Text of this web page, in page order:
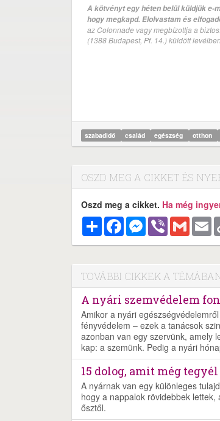
A kötvényt egy héten belül küldjük e-
hogy megkapd. Elolvastam és
az Colonnade vagy megbízottja a
(1388 Budapest, Pf. 14.) küldött
szabadidő család egészség otthon
OSZD MEG A CIKKET ÉS
Oszd meg a cikket. Ha még
MegosztásFacebookMessenger
Viber Gmail
TOVÁBBI CIKKEK A
A nyári szemvédelem
Amikor a nyári
fényvédelem – ezek a tanácsok
azonban van egy szervünk, amely
kap: a szemünk. Pedig a nyári
15 dolog, amit még
A nyárnak van egy különleges
hogy a nappalok rövidebbek
ősztől.